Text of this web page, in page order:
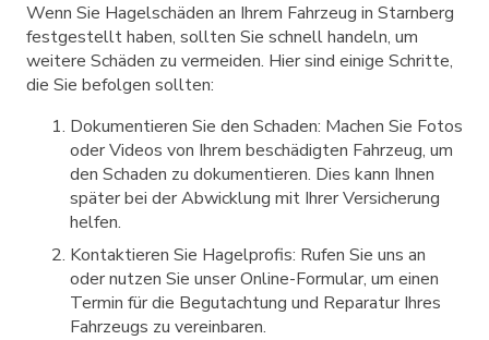
Wenn Sie Hagelschäden an Ihrem Fahrzeug in Starnberg
festgestellt haben, sollten Sie schnell handeln, um
weitere Schäden zu vermeiden. Hier sind einige Schritte,
die Sie befolgen sollten:
Dokumentieren Sie den Schaden: Machen Sie Fotos
oder Videos von Ihrem beschädigten Fahrzeug, um
den Schaden zu dokumentieren. Dies kann Ihnen
später bei der Abwicklung mit Ihrer Versicherung
helfen.
Kontaktieren Sie Hagelprofis: Rufen Sie uns an
oder nutzen Sie unser Online-Formular, um einen
Termin für die Begutachtung und Reparatur Ihres
Fahrzeugs zu vereinbaren.